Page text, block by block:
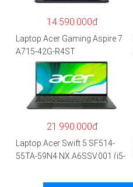
14.590.000đ
Laptop Acer Gaming Aspire 7
A715-42G-R4ST
NH.QAYSV.004 (R5
5500U/8GB RAM/256GB
SSD/15.6″FHD IPS/GTX1650
4GB/Win10) – Hàng chính
21.990.000đ
Laptop Acer Swift 5 SF514-
55TA-59N4 NX.A6SSV.001 (i5-
SSD/14″FHD_Touch/Win10/X